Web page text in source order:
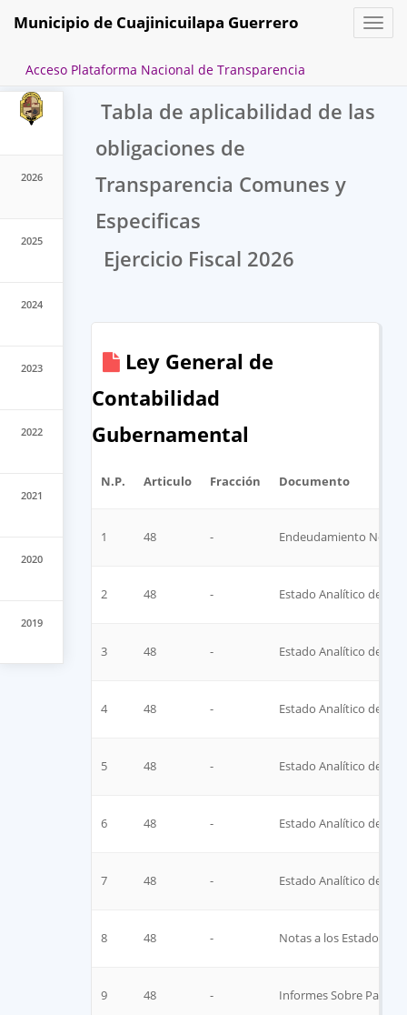
2026
2025
2024
2023
2022
2021
2020
2019
Toggle
Municipio de Cuajinicuilapa Guerrero
Acceso Plataforma Nacional de Transparencia
Transparencia y Acceso a la
Información Pública
Tabla de aplicabilidad de las
obligaciones de
Transparencia Comunes y
Especificas
Ejercicio Fiscal 2026
Ley General de
Contabilidad
Gubernamental
N.P. Articulo Fracción Documento
1 48 - Endeudamiento Neto
2 48 - Estado Analítico del
3 48 - Estado Analítico del
4 48 - Estado Analítico del
5 48 - Estado Analítico del
6 48 - Estado Analítico de
7 48 - Estado Analítico del
8 48 - Notas a los Estados
9 48 - Informes Sobre